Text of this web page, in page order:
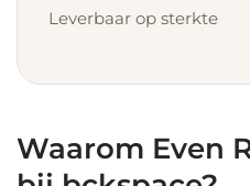
Leverbaar op sterkte
Waarom Even